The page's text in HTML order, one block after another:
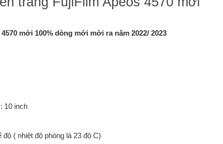
mới 100% dòng mới mới ra năm 2022/ 2023
10 inch
( nhiệt độ phòng là 23 độ C)